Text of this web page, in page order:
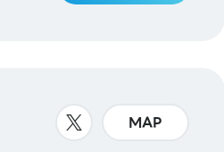
MAP